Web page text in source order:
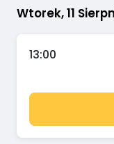
Wtorek, 11
13:00